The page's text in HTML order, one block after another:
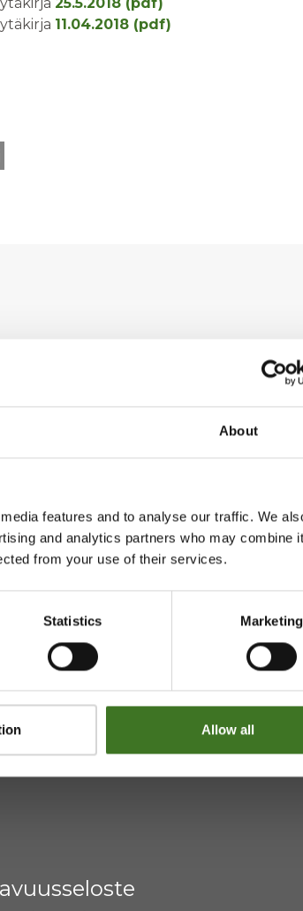
About
features and to analyse our traffic. We
and analytics partners who may combine
from your use of their services.
Statistics Marketing
Allow all
11.04.2018 (pdf)
jätekeskus
87900 Kajaani
majasaari@ekokymppi.fi